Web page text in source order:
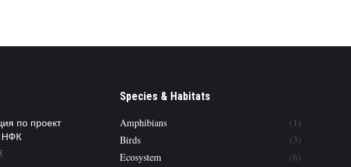
по проект
НФК
Species & Habitats
Amphibians
(1)
Birds
(3)
Ecosystem
(6)